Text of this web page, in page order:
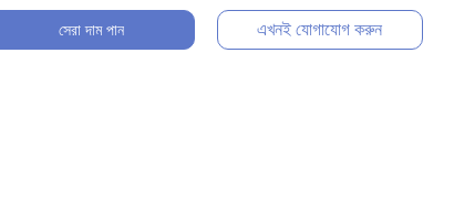
সেরা দাম পান এখনই যোগাযোগ করুন